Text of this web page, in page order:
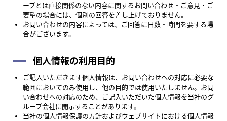
ープとは直接関係のない内容に関するお問い合わせ・ご意見・ご
要望の場合には、個別の回答を差し上げておりません。
お問い合わせの内容によっては、ご回答に日数・時間を要する場
合がございます。
個人情報の利用目的
ご記入いただきます個人情報は、お問い合わせへの対応に必要な
範囲においてのみ使用し、他の目的では使用いたしません。お問
い合わせへの対応のため、ご記入いただいた個人情報を当社のグ
ループ会社に開示することがあります。
当社の個人情報保護の方針およびウェブサイトにおける個人情報